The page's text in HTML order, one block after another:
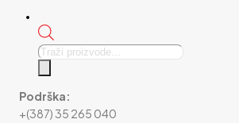
Products
Podrška:
+(387) 35 265 040